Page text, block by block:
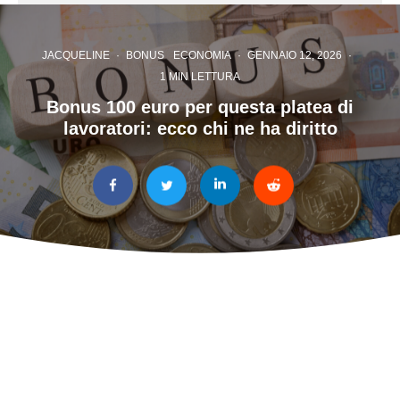
JACQUELINE · BONUS ECONOMIA · GENNAIO 12, 2026
·
1 MIN LETTURA
Bonus 100 euro per questa platea di
lavoratori: ecco chi ne ha diritto